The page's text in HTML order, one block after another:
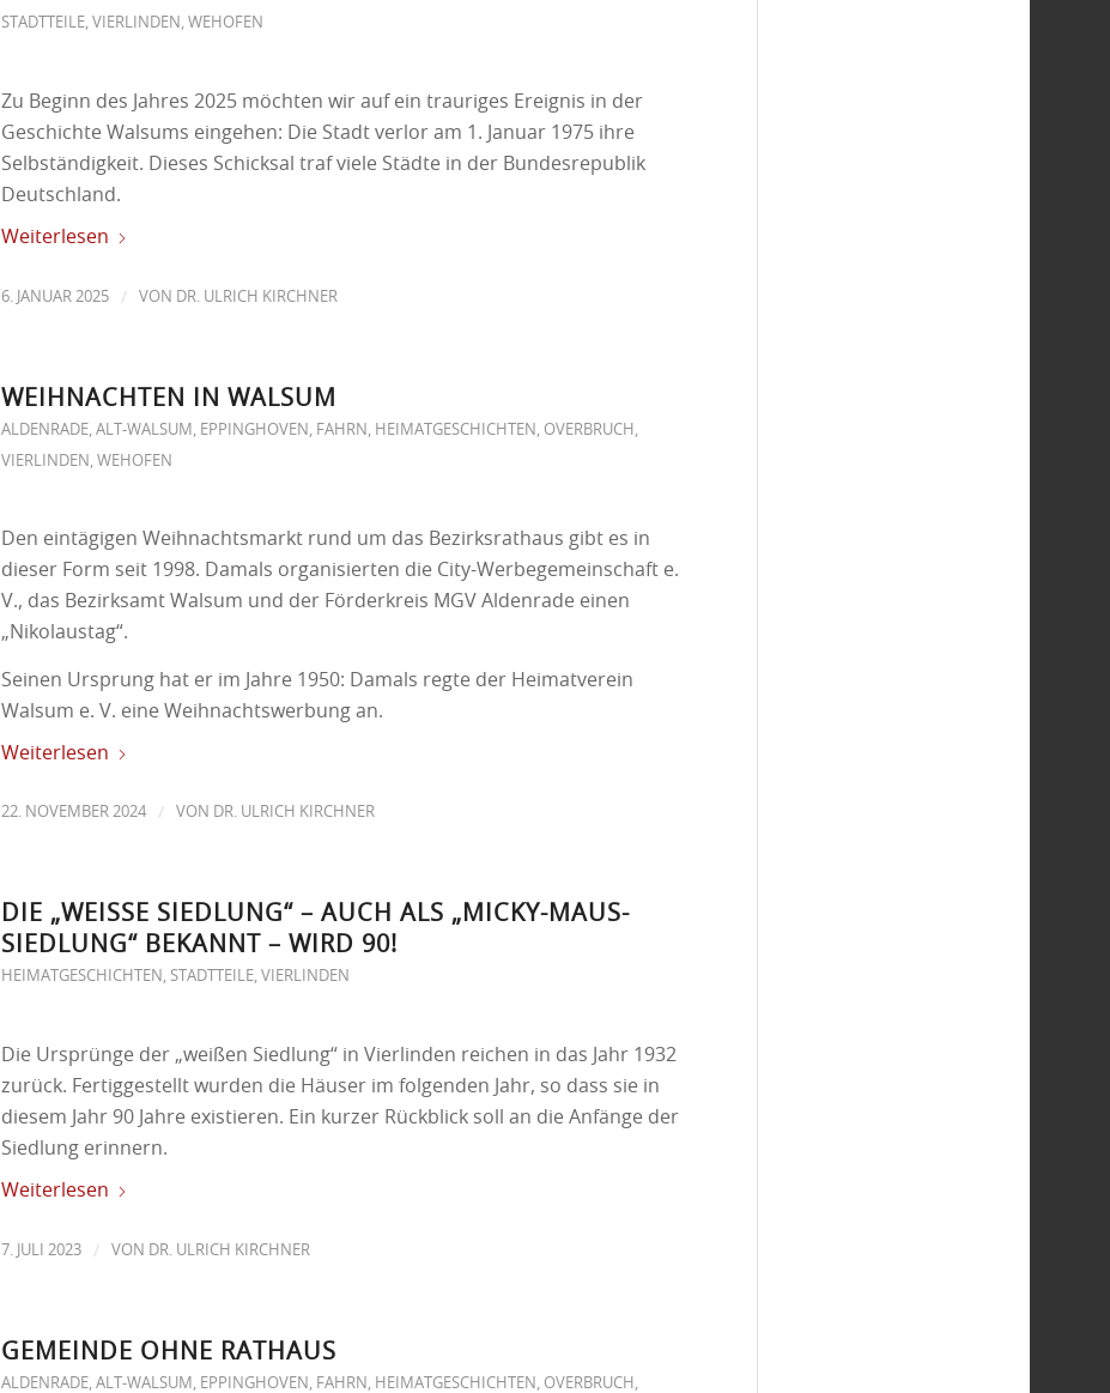
STADTTEILE, VIERLINDEN , WEHOFEN
Zu Beginn des Jahres 2025 möchten wir auf ein trauriges Ereignis in der
Geschichte Walsums eingehen: Die Stadt verlor am 1. Januar 1975 ihre
Selbständigkeit. Dieses Schicksal traf viele Städte in der Bundesrepublik
Deutschland.
Weiterlesen
6. JANUAR 2025 / VON DR. ULRICH KIRCHNER
WEIHNACHTEN IN WALSUM
ALDENRADE ,ALT-WALSUM EPPINGHOVEN FAHRN HEIMATGESCHICHTEN OVERBRUCH
VIERLINDEN
,WEHOFEN
Den eintägigen Weihnachtsmarkt rund um das Bezirksrathaus gibt es in
dieser Form seit 1998. Damals organisierten die City-Werbegemeinschaft e.
V., das Bezirksamt Walsum und der Förderkreis MGV Aldenrade einen
„Nikolaustag“.
Seinen Ursprung hat er im Jahre 1950: Damals regte der Heimatverein
Walsum e. V. eine Weihnachtswerbung an.
Weiterlesen
22. NOVEMBER 2024 / VON DR. ULRICH KIRCHNER
DIE „WEISSE SIEDLUNG“ – AUCH ALS „MICKY-MAUS-S
IEDLUNG“ BEKANNT – WIRD 90!
HEIMATGESCHICHTEN , STADTTEILE, VIERLINDEN
Die Ursprünge der „weißen Siedlung“ in Vierlinden reichen in das Jahr 1932
zurück. Fertiggestellt wurden die Häuser im folgenden Jahr, so dass sie in
diesem Jahr 90 Jahre existieren. Ein kurzer Rückblick soll an die Anfänge der
Siedlung erinnern.
Weiterlesen
7. JULI 2023 / VON DR. ULRICH KIRCHNER
GEMEINDE OHNE RATHAUS
ALDENRADE ,ALT-WALSUM EPPINGHOVEN FAHRN HEIMATGESCHICHTEN OVERBRUCH